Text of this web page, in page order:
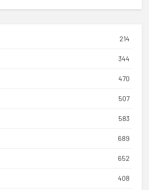
214
344
470
507
583
689
652
408